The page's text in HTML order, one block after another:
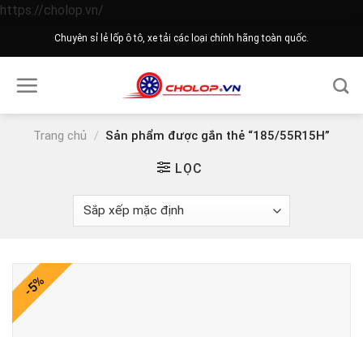
https://cholop.vn/
to
Chuyên sỉ lẻ lốp ô tô, xe tải các loại chính hãng toàn quốc.
Trang chủ / Sản phẩm được gắn thẻ “185/55R15H”
LỌC
-5%